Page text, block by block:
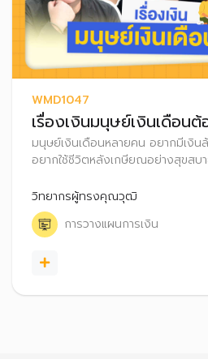
WMD1047
เรื่องเงินมนุษย์เงินเดือนต้
มนุษย์เงินเดือนหลายคน อยากมีเงิ
อยากใช้ชีวิตหลังเกษียณอย่างสุขสบ
เลือกใช้สิทธิลดหย่อนภาษี พร้อมพัฒน
เองไปด้วย
วิทยากรผู้ทรงคุณวุฒิ
การวางแผนการเงิน